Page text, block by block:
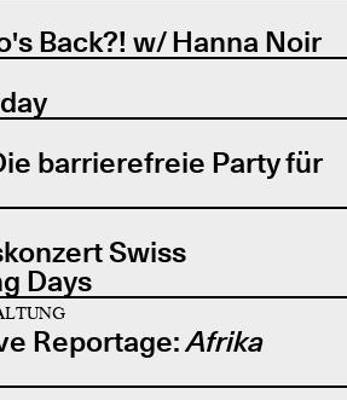
Back?! w/ Hanna Noir
barrierefreie Party für
Swiss
Days
Reportage:Afrika